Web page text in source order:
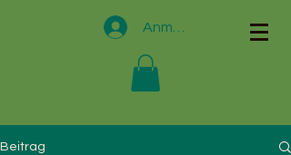
Anmelden
Beitrag